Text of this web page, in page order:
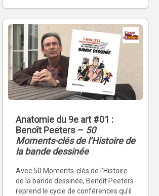
Anatomie du 9e art #01 :
Benoît Peeters – 50
Moments-clés de l’Histoire de
la bande dessinée
Avec 50 Moments-clés de l’Histoire
de la bande dessinée, Benoît Peeters
reprend le cycle de conférences qu’il